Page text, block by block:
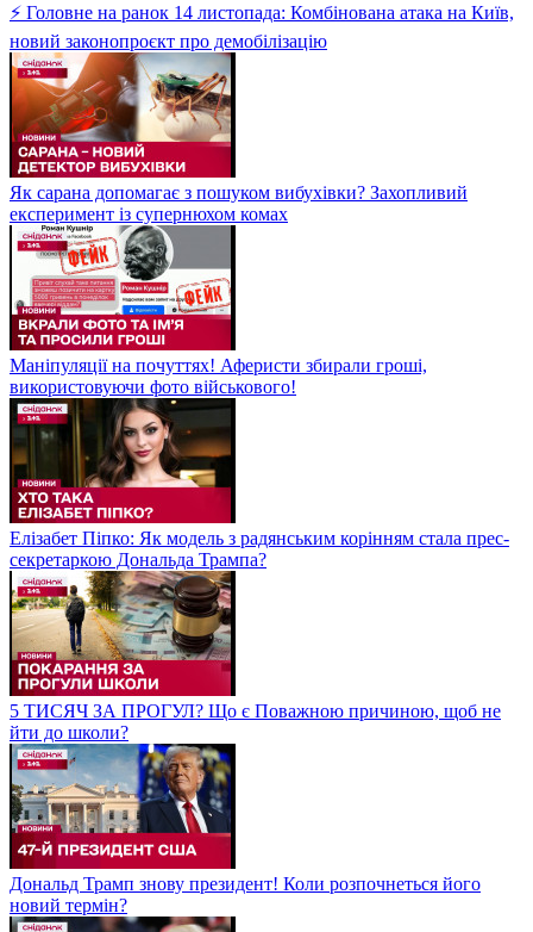
⚡ Головне на ранок 14 листопада: Комбінована атака на Київ,
новий законопроєкт про демобілізацію
Як сарана допомагає з пошуком вибухівки? Захопливий
експеримент із супернюхом комах
Маніпуляції на почуттях! Аферисти збирали гроші,
використовуючи фото військового!
Елізабет Піпко: Як модель з радянським корінням стала прес-
секретаркою Дональда Трампа?
5 ТИСЯЧ ЗА ПРОГУЛ? Що є Поважною причиною, щоб не
йти до школи?
Дональд Трамп знову президент! Коли розпочнеться його
новий термін?